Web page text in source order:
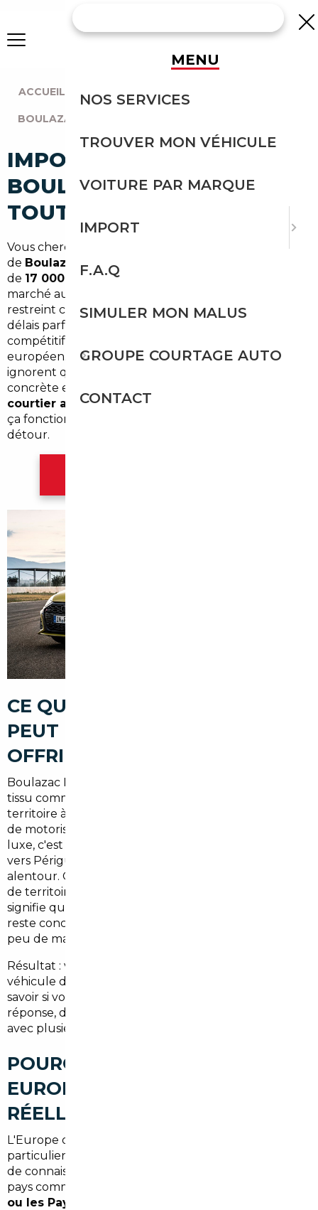
ACCUEIL AGENCE BORDEAUX
BOULAZAC ISLE MANOIRE (24750)
IMPORT VOITURE À
BOULAZAC : IMPORTEZ EN
TOUTE SÉCURITÉ
Vous cherchez à renouveler votre véhicule autour
de Boulazac Isle Manoire
de 17 000 habitants
marché automobile local a ses limites : un choix
restreint chez les concessionnaires périgourdins, des
délais parfois interminables et des tarifs peu
compétitifs face à ce que propose le marché
européen. Beaucoup d'acheteurs de ce secteur
ignorent qu'il existe une alternative sérieuse,
concrète et accessible :
courtier automobile professionnel
ça fonctionne — et pourquoi ça vaut vraiment le
détour.
CE QUE LE MARCHÉ LOCAL NE
PEUT PAS TOUJOURS VOUS
OFFRIR
Boulazac Isle Manoire, bien que dynamique avec son
tissu commercial et artisanal développé, reste un
territoire à dominante périurbaine et rurale. Le taux
de motorisation y est élevé — la voiture n'est pas un
luxe, c'est une nécessité absolue pour se déplacer
vers Périgueux, les zones d'activité ou les communes
alentour. Or,
de territoire possèdent au moins un véhicule, ce qui
signifie que la demande locale est forte... mais l'offre
reste concentrée sur quelques points de vente avec
peu de marge de négociation réelle.
Résultat : vous payez souvent le prix fort pour un
véhicule disponible immédiatement, sans vraiment
savoir si vous auriez pu faire mieux ailleurs. Et la
réponse, dans la majorité des cas, c'est oui — parfois
avec plusieurs milliers d'euros d'écart.
POURQUOI L'IMPORT
EUROPÉEN CHANGE
RÉELLEMENT LA DONNE
L'Europe offre des opportunités que peu de
particuliers exploitent faute de temps, de réseau ou
de connaissance des démarches administratives. Des
pays comme la
ou les Pays-Bas
MENU
NOS SERVICES
TROUVER MON VÉHICULE
VOITURE PAR MARQUE
IMPORT
F.A.Q
SIMULER MON MALUS
GROUPE COURTAGE AUTO
CONTACT